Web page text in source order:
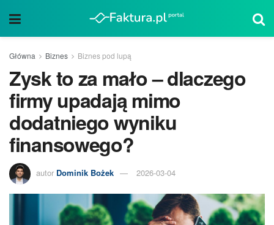
Główna Biznes Biznes pod lupą
Zysk to za mało – dlaczego
firmy upadają mimo
dodatniego wyniku
finansowego?
autor Dominik Bożek 2026-03-04